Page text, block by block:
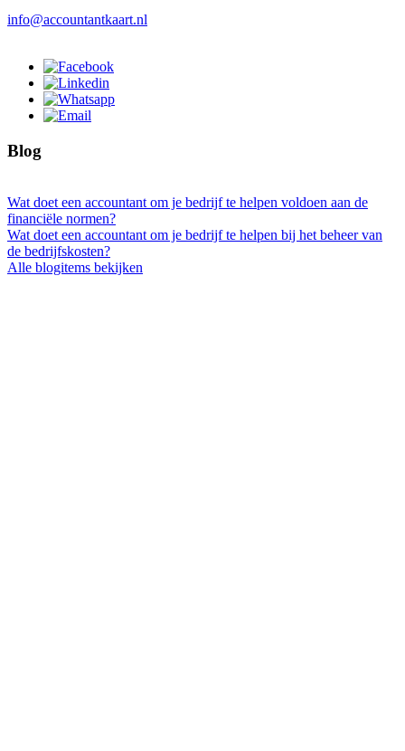
info@accountantkaart.nl
Blog
Wat doet een accountant om je bedrijf te helpen voldoen aan de
financiële normen?
Wat doet een accountant om je bedrijf te helpen bij het beheer van
de bedrijfskosten?
Alle blogitems bekijken